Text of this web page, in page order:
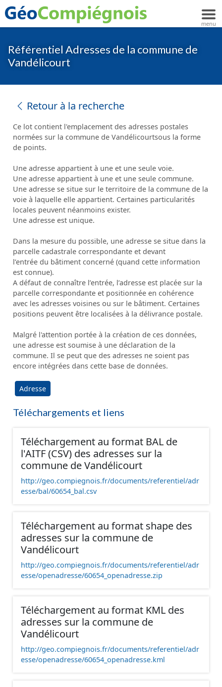
Référentiel Adresses de la commune de
Vandélicourt
Retour à la recherche
Ce lot contient l'emplacement des adresses postales
normées sur la commune de Vandélicourtsous la forme
de points.
Une adresse appartient à une et une seule voie.
Une adresse appartient à une et une seule commune.
Une adresse se situe sur le territoire de la commune de la
voie à laquelle elle appartient. Certaines particularités
locales peuvent néanmoins exister.
Une adresse est unique.
Dans la mesure du possible, une adresse se situe dans la
parcelle cadastrale correspondante et devant
l’entrée du bâtiment concerné (quand cette information
est connue).
A défaut de connaître l’entrée, l’adresse est placée sur la
parcelle correspondante et positionnée en cohérence
avec les adresses voisines ou sur le bâtiment. Certaines
positions peuvent être localisées à la délivrance postale.
Malgré l'attention portée à la création de ces données,
une adresse est soumise à une déclaration de la
commune. Il se peut que des adresses ne soient pas
encore intégrées dans cette base de données.
Adresse
Téléchargements et liens
Téléchargement au format BAL de
l'AITF (CSV) des adresses sur la
commune de Vandélicourt
http://geo.compiegnois.fr/documents/referentiel/adr
esse/bal/60654_bal.csv
Téléchargement au format shape des
adresses sur la commune de
Vandélicourt
http://geo.compiegnois.fr/documents/referentiel/adr
esse/openadresse/60654_openadresse.zip
Téléchargement au format KML des
adresses sur la commune de
Vandélicourt
http://geo.compiegnois.fr/documents/referentiel/adr
esse/openadresse/60654_openadresse.kml